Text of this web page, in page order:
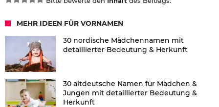
MEHR IDEEN FÜR VORNAMEN
30 nordische Mädchennamen mit
detaillierter Bedeutung & Herkunft
30 altdeutsche Namen für Mädchen &
Jungen mit detaillierter Bedeutung &
Herkunft